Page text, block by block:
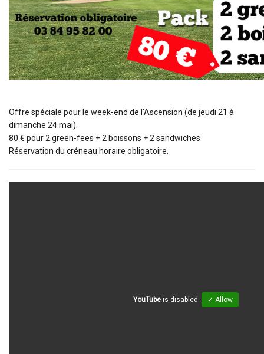
Offre spéciale pour le week-end de l'Ascension (de jeudi 21 à
dimanche 24 mai).
80 € pour 2 green-fees + 2 boissons + 2 sandwiches
Réservation du créneau horaire obligatoire.
YouTubeis disabled. ✓ Allow